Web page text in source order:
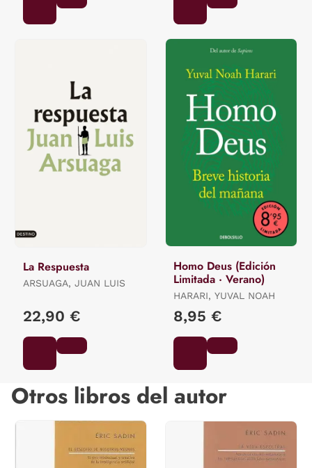
La Respuesta
ARSUAGA, JUAN LUIS
22,90 €
Homo Deus (Edición
Limitada · Verano)
HARARI, YUVAL NOAH
8,95 €
Otros libros del autor